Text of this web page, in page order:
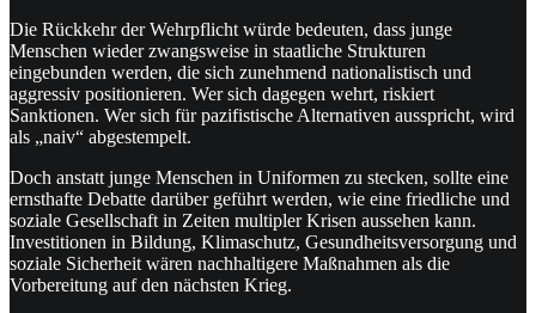
Die Rückkehr der Wehrpflicht würde bedeuten, dass junge
Menschen wieder zwangsweise in staatliche Strukturen
eingebunden werden, die sich zunehmend nationalistisch und
aggressiv positionieren. Wer sich dagegen wehrt, riskiert
Sanktionen. Wer sich für pazifistische Alternativen ausspricht, wird
als „naiv“ abgestempelt.
Doch anstatt junge Menschen in Uniformen zu stecken, sollte eine
ernsthafte Debatte darüber geführt werden, wie eine friedliche und
soziale Gesellschaft in Zeiten multipler Krisen aussehen kann.
Investitionen in Bildung, Klimaschutz, Gesundheitsversorgung und
soziale Sicherheit wären nachhaltigere Maßnahmen als die
Vorbereitung auf den nächsten Krieg.